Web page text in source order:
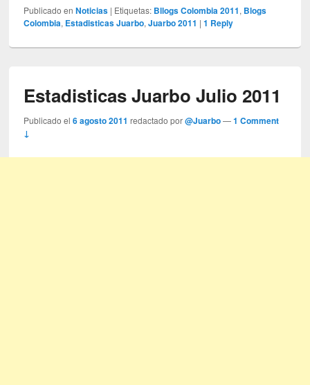
Publicado en Noticias | Etiquetas: Bllogs Colombia 2011, Blogs
Colombia, Estadisticas Juarbo,Juarbo 2011 |1 Reply
Estadisticas Juarbo Julio 2011
Publicado el6 agosto 2011 redactado por@Juarbo —1 Comment
↓